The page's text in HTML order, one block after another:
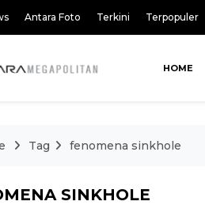
Antara Foto Terkini Terpopuler
HOME
Tag fenomena sinkhole
SINKHOLE